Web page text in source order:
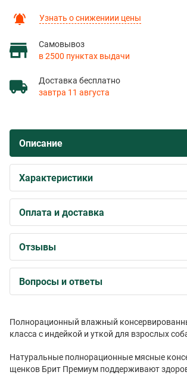
Узнать о снижениии цены
Самовывоз
в 2500 пунктах выдачи
Доставка бесплатно
завтра 11 августа
Описание
Характеристики
Оплата и доставка
Отзывы
Вопросы и ответы
Полнорационный влажный
класса с индейкой и уткой для взрослых
Натуральные полнорационные мясные
щенков Брит Премиум поддерживают